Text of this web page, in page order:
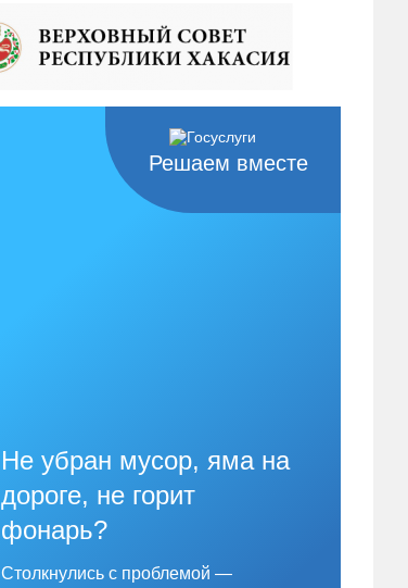
Решаем вместе
Не убран мусор, яма на
дороге, не горит
фонарь?
Столкнулись с проблемой —